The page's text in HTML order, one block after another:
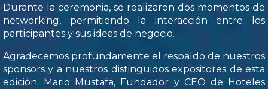
Durante la ceremonia, se realizaron dos momentos de
networking, permitiendo la interacción entre los
participantes y sus ideas de negocio.
Agradecemos profundamente el respaldo de nuestros
sponsors y a nuestros distinguidos expositores de esta
edición: Mario Mustafa, Fundador y CEO de Hoteles